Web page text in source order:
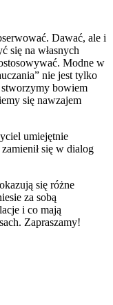
Dawać, ale i
się na własnych
Modne w
nie jest tylko
bowiem
się nawzajem
umiejętnie
się w dialog
się różne
za sobą
i co mają
Zapraszamy!